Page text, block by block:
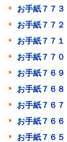
お手紙７７
お手紙７７
お手紙７７
お手紙７７
お手紙７６
お手紙７６
お手紙７６
お手紙７６
お手紙７６